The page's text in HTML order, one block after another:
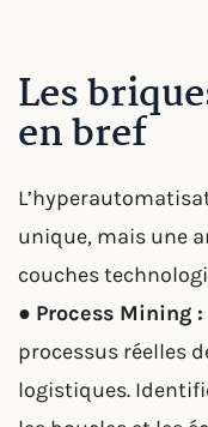
Les
en bref
unique, mais une
couches
● Process Mining :
processus réelles
logistiques.